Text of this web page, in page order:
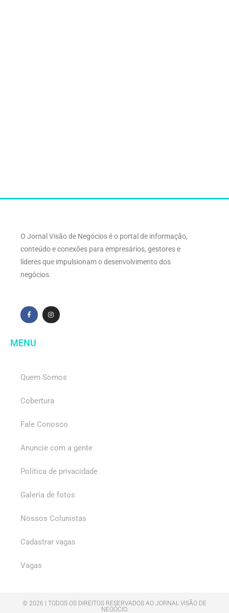
O Jornal Visão de Negócios é o portal de informação,
conteúdo e conexões para empresários, gestores e
líderes que impulsionam o desenvolvimento dos
negócios.
MENU
Quem Somos
Cobertura
Fale Conosco
Anuncie com a gente
Política de privacidade
Galeria de fotos
Nossos Colunistas
Cadastrar vagas
Vagas
© 2026 | TODOS OS DIREITOS RESERVADOS AO JORNAL VISÃO DE
NEGÓCIO.